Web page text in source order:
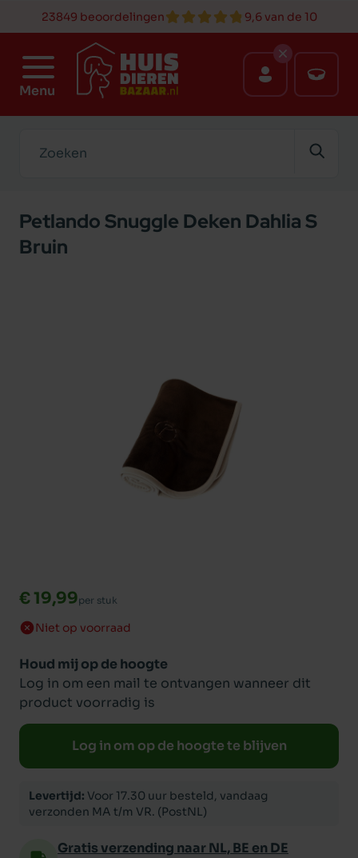
23849 beoordelingen 9,6 van de 10
Menu
Petlando Snuggle Deken Dahlia S
Bruin
€ 19,99per stuk
Niet op voorraad
Houd mij op de hoogte
Log in om een mail te ontvangen wanneer dit
product voorradig is
Log in om op de hoogte te blijven
Levertijd: Voor 17.30 uur besteld, vandaag
verzonden MA t/m VR. (PostNL)
Gratis verzending naar NL, BE en DE